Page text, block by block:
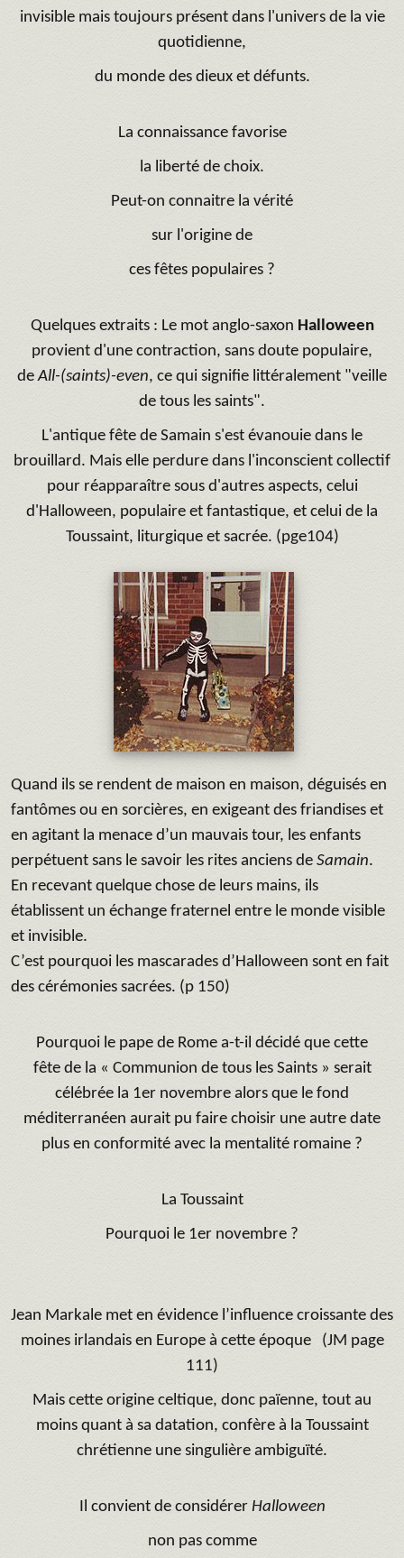
invisible mais toujours présent dans l'univers de la vie
quotidienne,
du monde des dieux et défunts.
La connaissance favorise
la liberté de choix.
Peut-on connaitre la vérité
sur l'origine de
ces fêtes populaires ?
Quelques extraits : Le mot anglo-saxon Halloween
provient d'une contraction, sans doute populaire,
deAll-(saints)-even, ce qui signifie littéralement "veille
de tous les saints".
L'antique fête de Samain s'est évanouie dans le
brouillard. Mais elle perdure dans l'inconscient collectif
pour réapparaître sous d'autres aspects, celui
d'Halloween, populaire et fantastique, et celui de la
Toussaint, liturgique et sacrée. (pge104)
Quand ils se rendent de maison en maison, déguisés en
fantômes ou en sorcières, en exigeant des friandises et
en agitant la menace d’un mauvais tour, les enfants
perpétuent sans le savoir les rites anciens de Samain.
En recevant quelque chose de leurs mains, ils
établissent un échange fraternel entre le monde visible
et invisible.
C’est pourquoi les mascarades d’Halloween sont en fait
des cérémonies sacrées. (p 150)
Pourquoi le pape de Rome a-t-il décidé que cette
fête de la « Communion de tous les Saints » serait
célébrée la 1er novembre alors que le fond
méditerranéen aurait pu faire choisir une autre date
plus en conformité avec la mentalité romaine ?
La Toussaint
Pourquoi le 1er novembre ?
Jean Markale met en évidence l’influence croissante des
moines irlandais en Europe à cette époque(JM page
111)
Mais cette origine celtique, donc païenne, tout au
moins quant à sa datation, confère à la Toussaint
chrétienne une singulière ambiguïté.
Il convient de considérer Halloween
non pas comme